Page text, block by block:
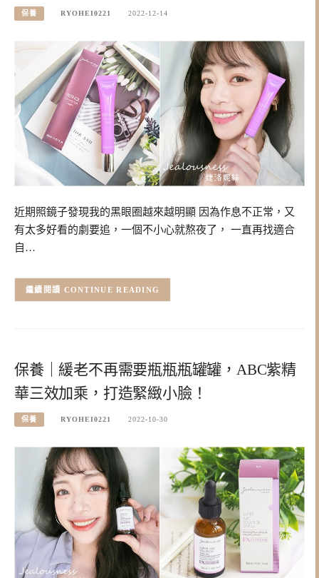
保養 RYOHEI0221 2022-12-14
近期照鏡子發現我的黑眼圈越來越明顯 因為作息不正常，又
有太多好看的劇要追，一個不小心就熬夜了， 一直再找適合
自…
CONTINUE READING
保養｜緩老不再需要瓶瓶瓶罐罐，ABC紫精
華三效加乘，打造緊緻小臉！
保養 RYOHEI0221 2022-10-30